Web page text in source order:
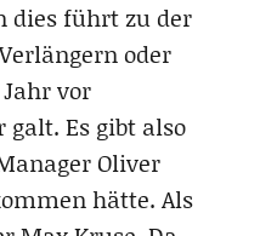
dies führt zu der
oder
vor
galt. Es gibt also
Oliver
hätte. Als